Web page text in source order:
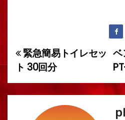
投
稿
ナ
ベ
緊急簡易トイレセッ
ト 30回分